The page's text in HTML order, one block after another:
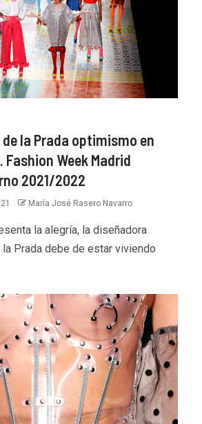
la Prada optimismo en
Week Madrid
2021/2022
María José Rasero Navarro
la alegría, la diseñadora
la Prada debe de estar viviendo